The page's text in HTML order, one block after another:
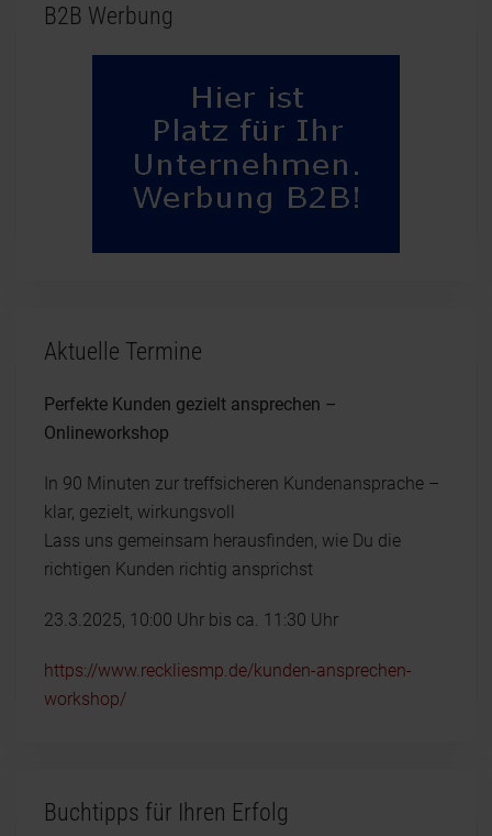
B2B Werbung
Aktuelle Termine
Perfekte Kunden gezielt ansprechen –
Onlineworkshop
In 90 Minuten zur treffsicheren Kundenansprache –
klar, gezielt, wirkungsvoll
Lass uns gemeinsam herausfinden, wie Du die
richtigen Kunden richtig ansprichst
23.3.2025, 10:00 Uhr bis ca. 11:30 Uhr
https://www.reckliesmp.de/kunden-ansprechen-
workshop/
Buchtipps für Ihren Erfolg